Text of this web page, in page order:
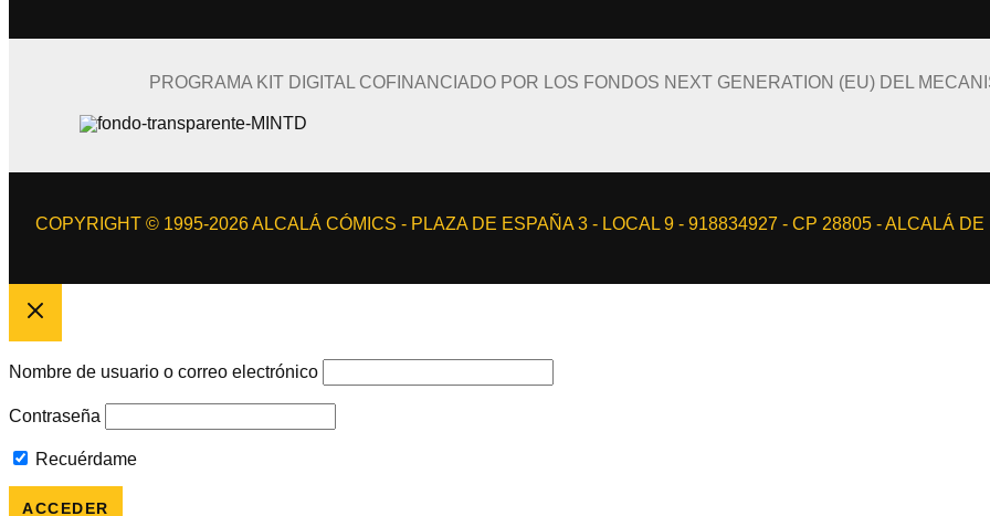
PROGRAMA KIT DIGITAL COFINANCIADO POR LOS FONDOS NEXT GENERATION (EU) DEL
COPYRIGHT © 1995-2026 ALCALÁ CÓMICS - PLAZA DE ESPAÑA 3 - LOCAL 9 - 918834927 - CP 28805 - ALCALÁ
Nombre de usuario o correo electrónico
Contraseña
Recuérdame